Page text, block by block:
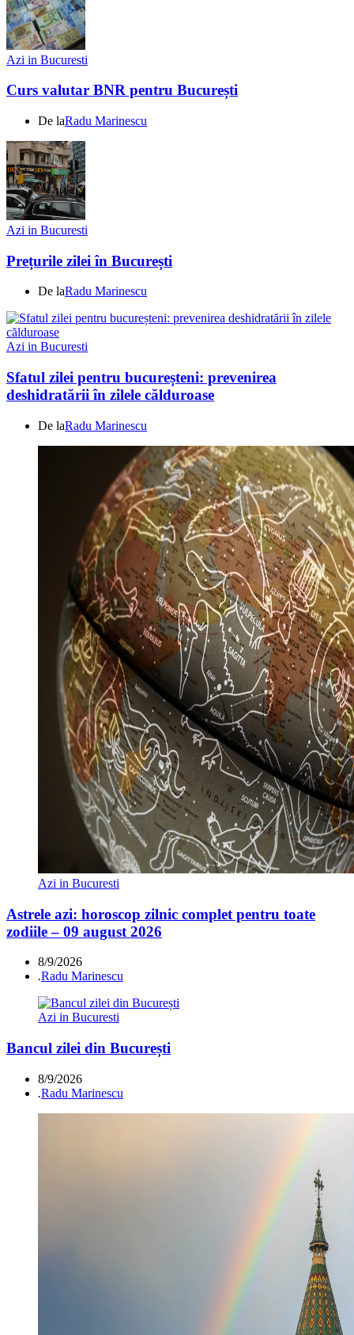
Azi in Bucuresti
Curs valutar BNR pentru București
De laRadu Marinescu
Azi in Bucuresti
Prețurile zilei în București
De laRadu Marinescu
Azi in Bucuresti
Sfatul zilei pentru bucureșteni: prevenirea
deshidratării în zilele călduroase
De laRadu Marinescu
Azi in Bucuresti
Astrele azi: horoscop zilnic complet pentru toate
zodiile – 09 august 2026
8/9/2026
.Radu Marinescu
Azi in Bucuresti
Bancul zilei din București
8/9/2026
.Radu Marinescu